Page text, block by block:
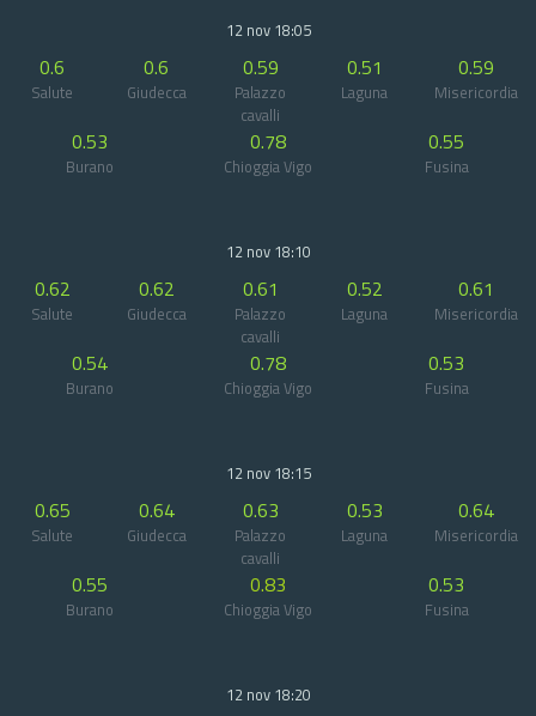
12 nov 18:05
0.6
Salute
0.6
Giudecca
0.59
Palazzo
cavalli
0.51
Laguna
0.59
Misericordia
0.53
Burano
0.78
Chioggia Vigo
0.55
Fusina
12 nov 18:10
0.62
Salute
0.62
Giudecca
0.61
Palazzo
cavalli
0.52
Laguna
0.61
Misericordia
0.54
Burano
0.78
Chioggia Vigo
0.53
Fusina
12 nov 18:15
0.65
Salute
0.64
Giudecca
0.63
Palazzo
cavalli
0.53
Laguna
0.64
Misericordia
0.55
Burano
0.83
Chioggia Vigo
0.53
Fusina
12 nov 18:20